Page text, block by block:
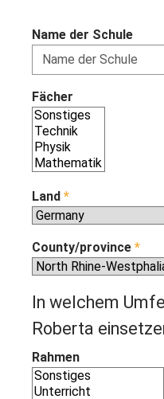
Name der Schule
Fächer
Land *
County/province *
In welchem
Roberta
Rahmen